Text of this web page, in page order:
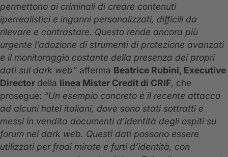
permettono ai criminali di creare contenuti
iperrealistici e inganni personalizzati, difficili da
rilevare e contrastare. Questo rende ancora più
urgente l’adozione di strumenti di protezione avanzati
e il monitoraggio costante della presenza dei propri
dati sul dark web” afferma Beatrice Rubini, Executive
Director della linea Mister Credit di CRIF, che
prosegue: “Un esempio concreto è il recente attacco
ad alcuni hotel italiani, dove sono stati sottratti e
messi in vendita documenti d’identità degli ospiti su
forum nel dark web. Questi dati possono essere
utilizzati per frodi mirate e furti d’identità, con